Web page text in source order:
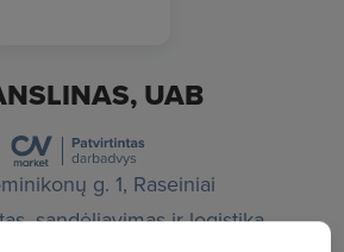
UAB
g. 1, Raseiniai
sandėliavimas ir logistika